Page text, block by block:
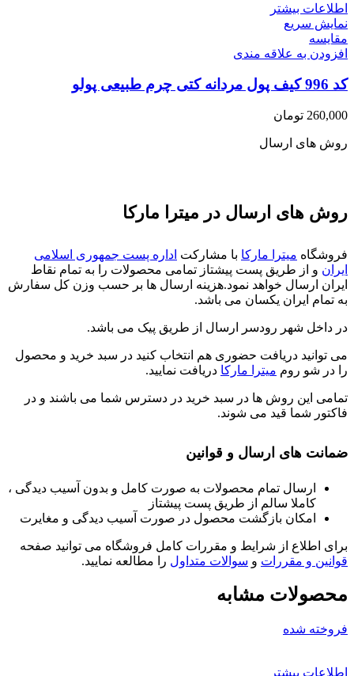
اطلاعات بیشتر
نمایش سریع
مقايسه
افزودن به علاقه مندی
کد 996 کیف پول مردانه کتی چرم طبیعی پولو
260,000 تومان
روش های ارسال
روش های ارسال در میترا مارکا
فروشگاه میترا مارکا با مشارکت اداره پست جمهوری اسلامی
ایران و از طریق پست پیشتاز تمامی محصولات را به تمام نقاط
ایران ارسال خواهد نمود.هزینه ارسال ها بر حسب وزن کل سفارش
به تمام ایران یکسان می باشد.
در داخل شهر رودسر ارسال از طریق پیک می باشد.
می توانید دریافت حضوری هم انتخاب کنید در سبد خرید و محصول
را در شو روم میترا مارکا دریافت نمایید.
تمامی این روش ها در سبد خرید در دسترس شما می باشند و در
فاکتور شما قید می شوند.
ضمانت های ارسال و قوانین
ارسال تمام محصولات به صورت کامل و بدون آسیب دیدگی ،
کاملا سالم از طریق پست پیشتاز
امکان بازگشت محصول در صورت آسیب دیدگی و مغایرت
برای اطلاع از شرایط و مقررات کامل فروشگاه می توانید صفحه
قوانین و مقررات و سوالات متداول را مطالعه نمایید.
محصولات مشابه
فروخته شده
اطلاعات بیشتر